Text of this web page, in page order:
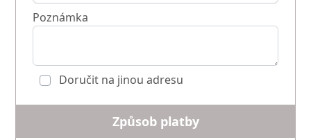
Poznámka
Doručit na jinou adresu
Způsob platby